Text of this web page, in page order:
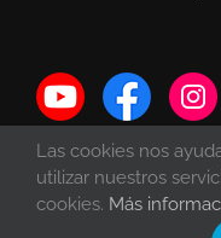
Las cookies nos
utilizar nuestros
cookies. Más